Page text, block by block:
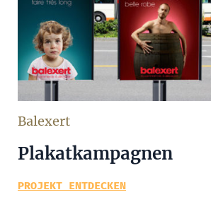
Balexert
Plakatkampagnen
PROJEKT ENTDECKEN